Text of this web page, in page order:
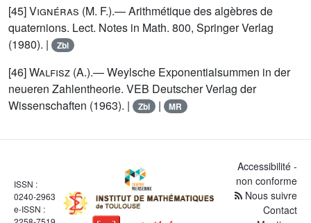
[45]Vignéras (M. F.).— Arithmétique des algèbres de
quaternions. Lect. Notes in Math. 800, Springer Verlag
(1980). |
Zbl
[46]Walfisz (A.).— Weylsche Exponentialsummen in der
neueren Zahlentheorie. VEB Deutscher Verlag der
Wissenschaften (1963). |
Zbl | MR
ISSN :
0240-2963
e-ISSN :
Accessibilité -
non conforme
Nous suivre
Contact